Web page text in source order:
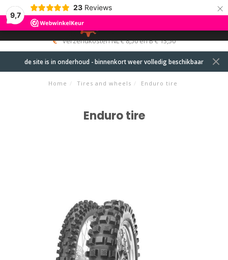
9,7
23 Reviews ×
MENU
0
verzendkosten NL € 8,50 en B € 13,50
de site is in onderhoud - binnenkort weer volledig beschikbaar
Home / Tires and wheels / Enduro tire
Enduro tire